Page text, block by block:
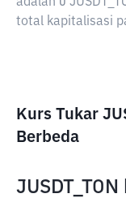
total kapitalisasi
Kurs Tukar
Berbeda
JUSDT_TON